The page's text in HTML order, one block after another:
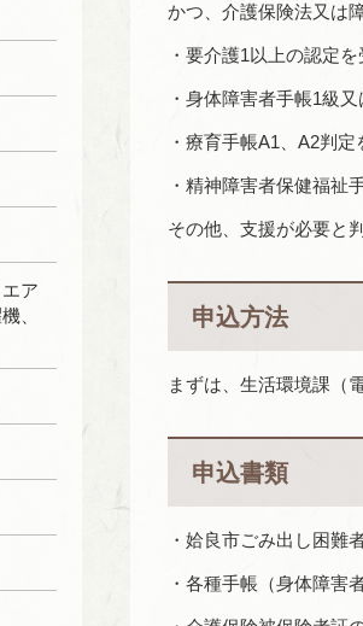
ア
、
かつ、介護保険法又は
・要介護1以上の認定
・身体障害者手帳1級
・療育手帳A1、A2判
・精神障害者保健福祉
その他、支援が必要と
申込方法
まずは、生活環境課（
申込書類
・姶良市ごみ出し困難
・各種手帳（身体障害